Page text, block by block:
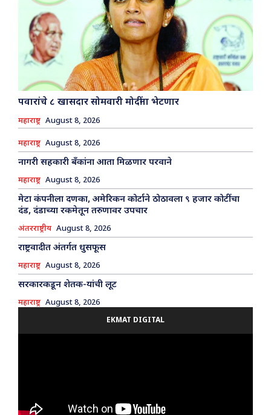
पवारांचे ८ खासदार सोमवारी मोदींना भेटणार
महाराष्ट्र August 8, 2026
महाराष्ट्र August 8, 2026
नागरी सहकारी बँकांना आता मिळणार परवाने
महाराष्ट्र August 8, 2026
मेटा कंपनीला दणका, अमेरिकन कोर्टाने ठोठावला ९ हजार कोटींचा
दंड, दंडाच्या रकमेतून तरुणावर उपचार
अंतरराष्ट्रीय August 8, 2026
राष्ट्रवादीत अंतर्गत धुसफूस
महाराष्ट्र August 8, 2026
सरकारकडून शेतक-यांची लूट
महाराष्ट्र August 8, 2026
EKMAT DIGITAL